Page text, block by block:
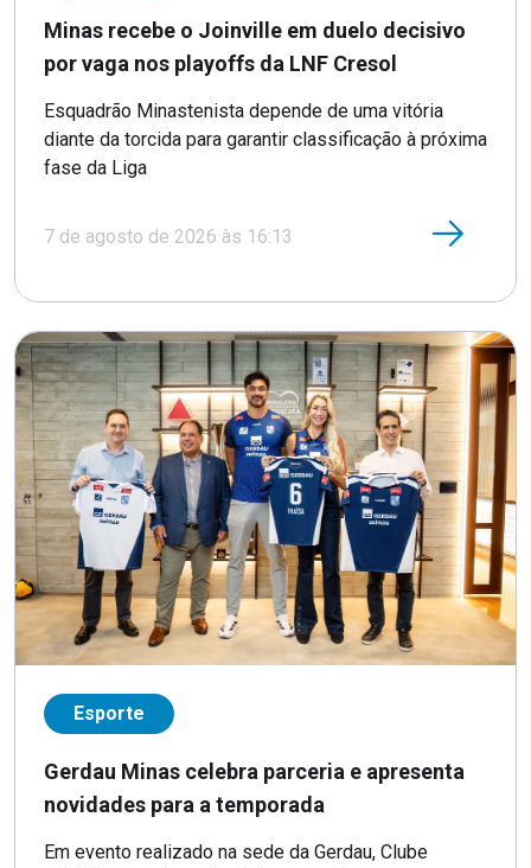
Minas recebe o Joinville em duelo decisivo
por vaga nos playoffs da LNF Cresol
Esquadrão Minastenista depende de uma vitória
diante da torcida para garantir classificação à próxima
fase da Liga
7 de agosto de 2026 às 16:13
Esporte
Gerdau Minas celebra parceria e apresenta
novidades para a temporada
Em evento realizado na sede da Gerdau, Clube